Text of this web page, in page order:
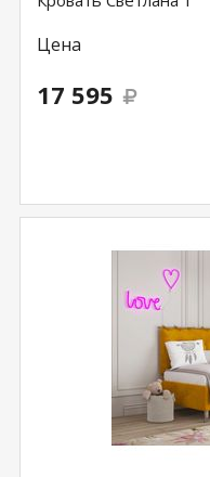
Цена
17 595